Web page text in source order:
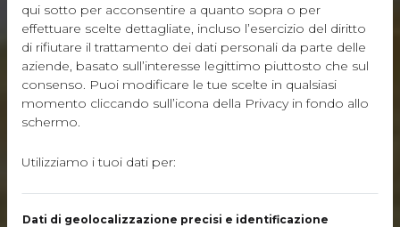
Cecchini
Panini
qui sotto per acconsentire a quanto sopra o per
effettuare scelte dettagliate, incluso l’esercizio del diritto
di rifiutare il trattamento dei dati personali da parte delle
aziende, basato sull’interesse legittimo piuttosto che sul
consenso. Puoi modificare le tue scelte in qualsiasi
momento cliccando sull’icona della Privacy in fondo allo
schermo.
Utilizziamo i tuoi dati per:
Dati di geolocalizzazione precisi e identificazione